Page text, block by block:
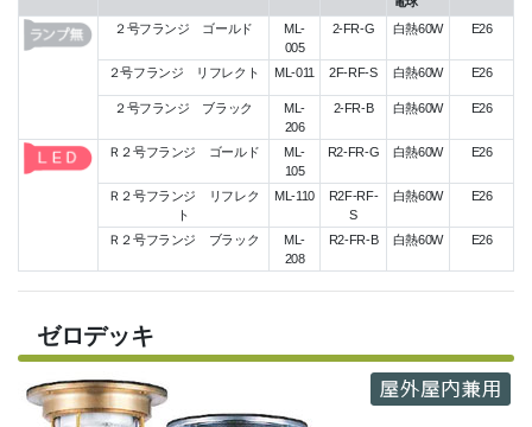
２号フランジ ゴールド
ML-
005
2-FR-G 白熱60W E26
２号フランジ リフレクト ML-011 2F-RF-S 白熱60W E26
２号フランジ ブラック
ML-
206
2-FR-B 白熱60W E26
Ｒ２号フランジ ゴールド
ML-
105
R2-FR-G 白熱60W E26
Ｒ２号フランジ リフレク
ト
ML-110
R2F-RF-
S
白熱60W E26
Ｒ２号フランジ ブラック
ML-
208
R2-FR-B 白熱60W E26
ゼロデッキ